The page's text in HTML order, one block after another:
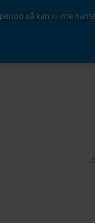
så kan vi inte